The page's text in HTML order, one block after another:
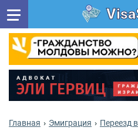
Главная Эмиграция Переезд